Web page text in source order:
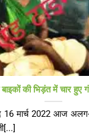
बाइकों की भिड़ंत में चार
16 मार्च 2022 आज